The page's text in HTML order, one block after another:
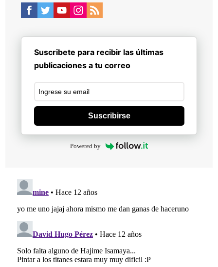
Suscribete para recibir las últimas
publicaciones a tu correo
Suscribirse
Powered by